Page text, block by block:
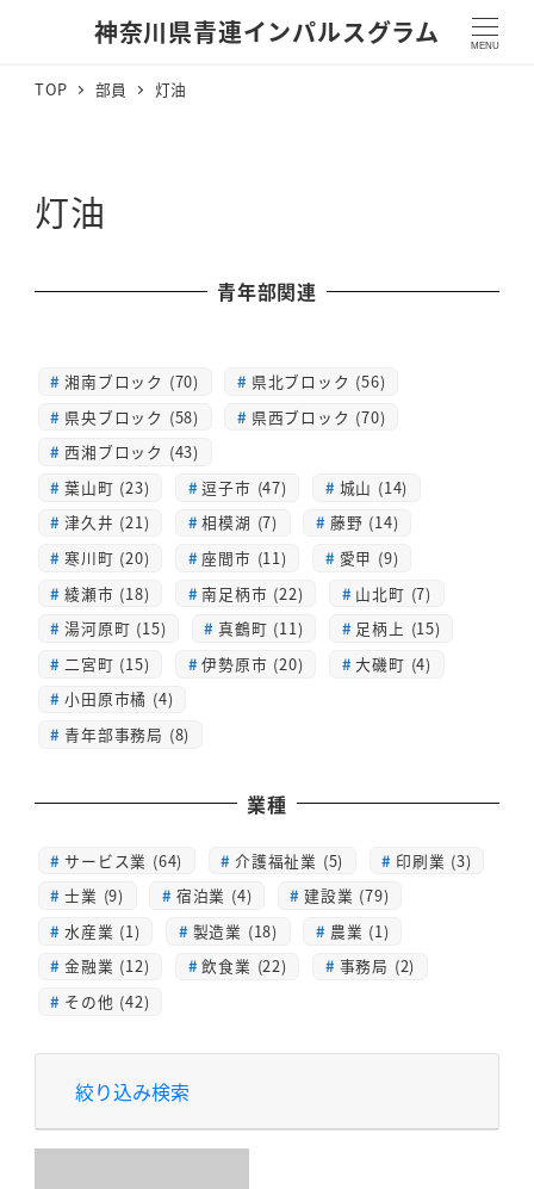
神奈川県青連インパルスグラム MENU
TOP 部員 灯油
灯油
青年部関連
湘南ブロック (70)
県北ブロック (56)
県央ブロック (58)
県西ブロック (70)
西湘ブロック (43)
葉山町 (23)
逗子市 (47)
城山 (14)
津久井 (21)
相模湖 (7)
藤野 (14)
寒川町 (20)
座間市 (11)
愛甲 (9)
綾瀬市 (18)
南足柄市 (22)
山北町 (7)
湯河原町 (15)
真鶴町 (11)
足柄上 (15)
二宮町 (15)
伊勢原市 (20)
大磯町 (4)
小田原市橘 (4)
青年部事務局 (8)
業種
サービス業 (64) 介護福祉業 (5)
印刷業 (3)
士業 (9)
宿泊業 (4)
建設業 (79)
水産業 (1)
製造業 (18)
農業 (1)
金融業 (12)
飲食業 (22)
事務局 (2)
その他 (42)
絞り込み検索